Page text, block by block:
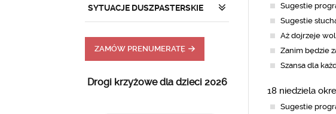
SYTUACJE DUSZPASTERSKIE
ZAMÓW PRENUMERATĘ
Drogi krzyżowe dla dzieci 2026
Sugestie
Sugestie
Aż dojrzeje
Zanim będzie
Szansa dla
18 niedziela
Sugestie